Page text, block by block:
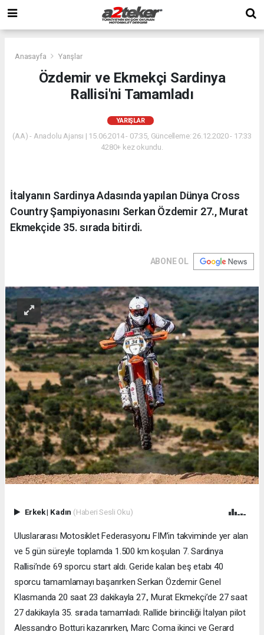
Anasayfa Yarışlar
Özdemir ve Ekmekçi Sardinya
Rallisi'ni Tamamladı
YARIŞLAR
(AA) - Anadolu Ajansı | 15.06.2014 - 07:35, Güncelleme: 26.12.2020 - 17:33
4280+ kez okundu.
İtalyanın Sardinya Adasında yapılan Dünya Cross
Country Şampiyonasını Serkan Özdemir 27., Murat
Ekmekçide 35. sırada bitirdi.
ABONE OL
Erkek| Kadın (Haberi Sesli Oku)
Uluslararası Motosiklet Federasyonu FIM’in takviminde yer alan
ve 5 gün süreyle toplamda 1.500 km koşulan 7. Sardinya
Rallisi’nde 69 sporcu start aldı. Geride kalan beş etabı 40
sporcu tamamlamayı başarırken Serkan Özdemir Genel
Klasmanda 20 saat 23 dakikayla 27., Murat Ekmekçi’de 27 saat
27 dakikayla 35. sırada tamamladı. Rallide birinciliği İtalyan pilot
Alessandro Botturi kazanırken, Marc Coma ikinci ve Gerard